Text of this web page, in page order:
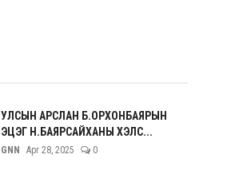
УЛСЫН АРСЛАН Б.ОРХОНБАЯРЫН
ЭЦЭГ Н.БАЯРСАЙХАНЫ ХЭЛС...
GNN Apr 28, 2025 0